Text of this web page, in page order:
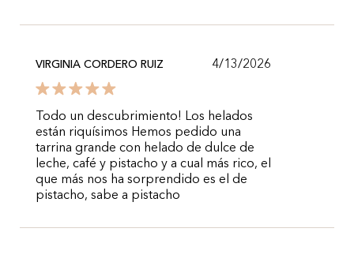
VIRGINIA CORDERO RUIZ 4/13/2026
Todo un descubrimiento! Los helados
están riquísimos Hemos pedido una
tarrina grande con helado de dulce de
leche, café y pistacho y a cual más rico, el
que más nos ha sorprendido es el de
pistacho, sabe a pistacho